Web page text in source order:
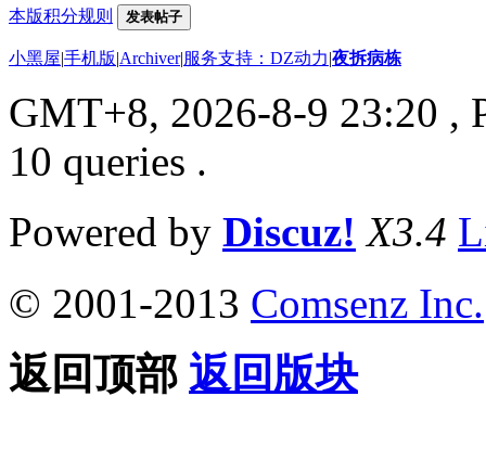
本版积分规则 发表帖子
小黑屋|手机版|Archiver|服务支持：DZ动力|夜拆病栋
GMT+8, 2026-8-9 23:20 ,
10 queries .
Powered by Discuz! X3.4
© 2001-2013 Comsenz Inc.
返回顶部 返回版块